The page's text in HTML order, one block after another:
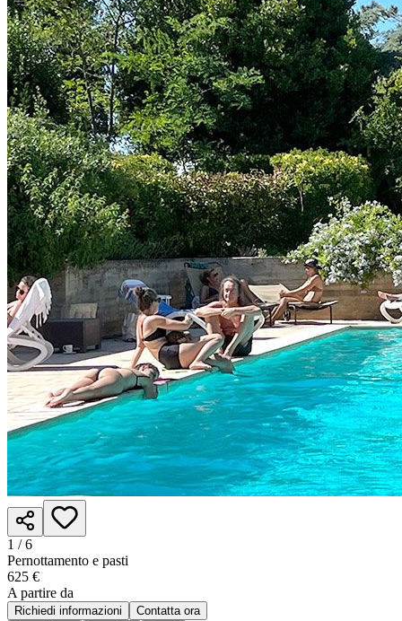
1 /6
Pernottamento e pasti
625 €
A partire da
Richiedi informazioni
Contatta ora